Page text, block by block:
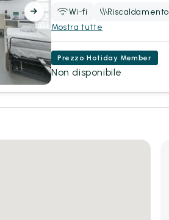
Wi-fi Riscaldamento
Mostra tutte
Prezzo Hotiday Member
Non disponibile